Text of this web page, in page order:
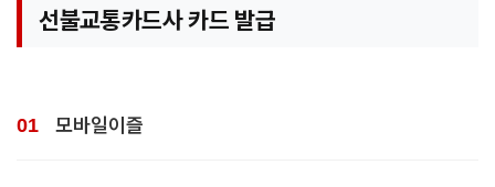
선불교통카드사 카드 발급
모바일이즐